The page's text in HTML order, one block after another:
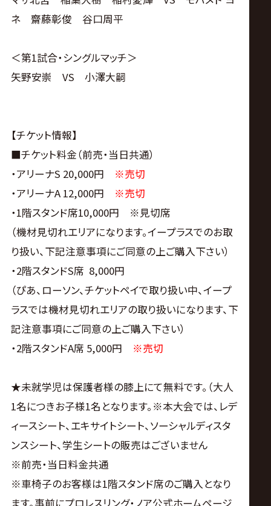
ネ 齋藤彰俊 谷口周平
＜第1試合・シングルマッチ＞
矢野安崇 VS 小澤大嗣
【チケット情報】
■チケット料金（前売・当日共通）
・アリーナS 20,000円 ※売切
・アリーナA 12,000円 ※売切
・1階スタンド席10,000円 ※見切席
（機材見切れエリアになります。イープラスでのお取
り扱い、下記注意事項にご同意の上ご購入下さい）
・2階スタンドS席 8,000円
（ぴあ、ローソン、チケットペイで取り扱い中、イープ
ラスでは機材見切れエリアの取り扱いになります、下
記注意事項にご同意の上ご購入下さい）
・2階スタンドA席 5,000円 ※売切
★未就学児は保護者様の膝上にて無料です。（大人
1名につきお子様1名となります。※本大会では、レデ
ィースシート、エキサイトシート、ソーシャルディスタ
ンスシート、学生シートの販売はございません
※前売・当日料金共通
※車椅子のお客様は1階スタンド席のご購入となり